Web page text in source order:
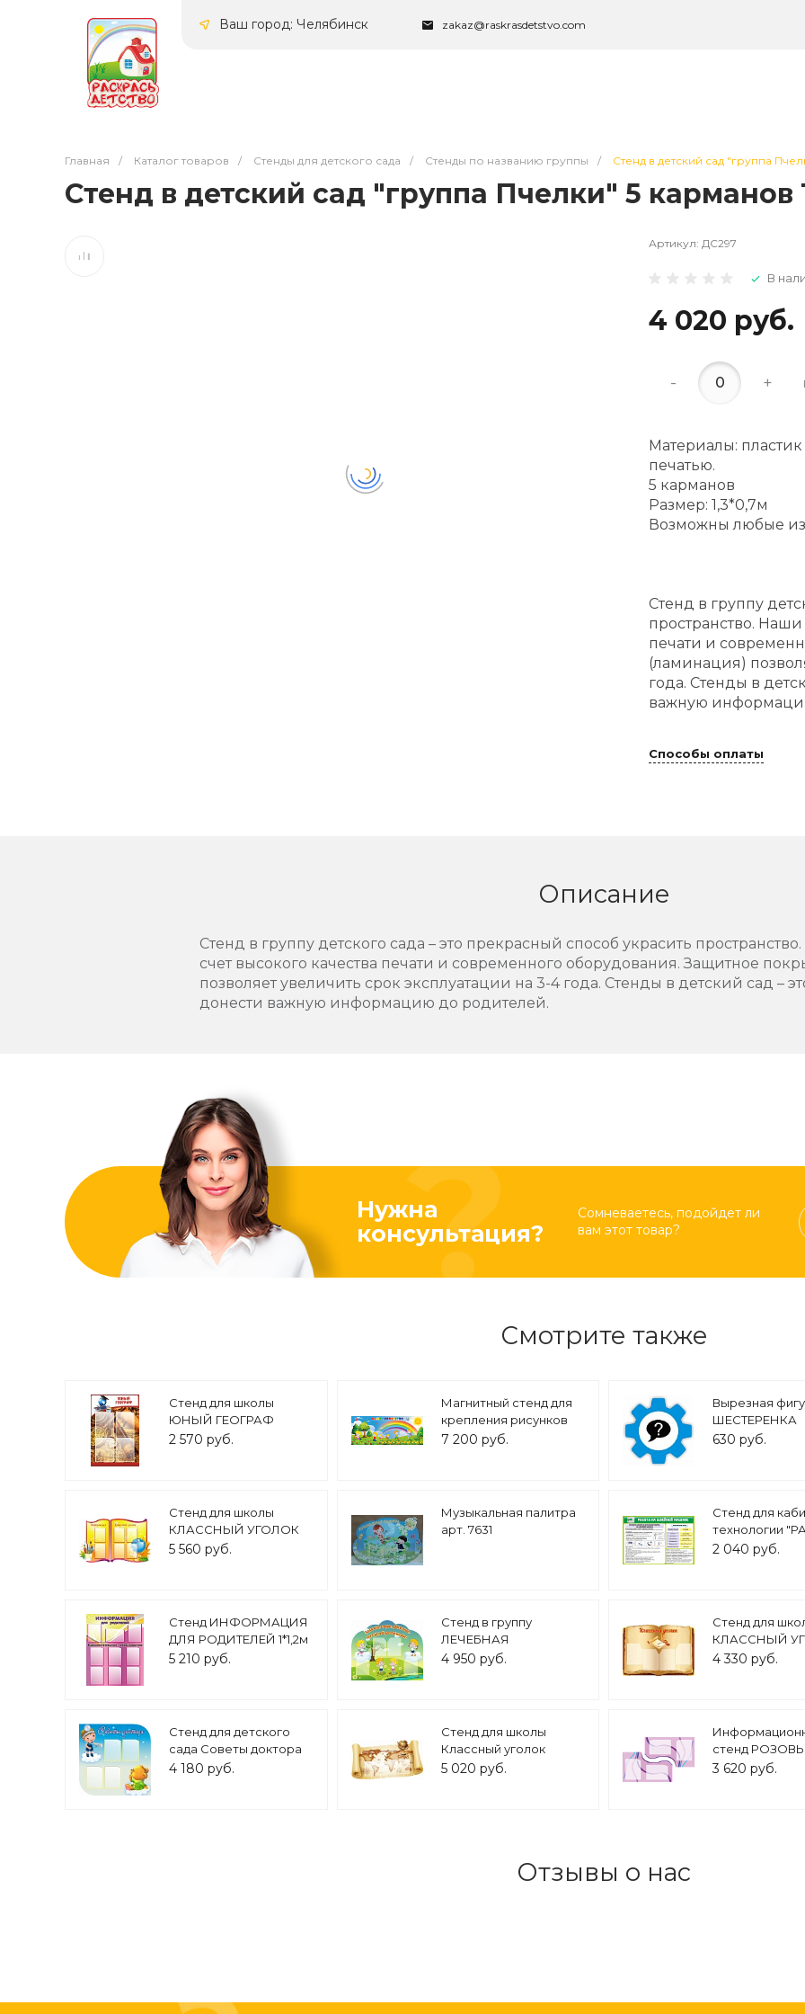
Ваш город: Челябинск zakaz@raskrasdetstvo.com
Главная / Каталог товаров / Стенды для детского сада / Стенды по названию группы / Стенд в детский сад "группа
Стенд в детский сад "группа Пчелки" 5 карманов
Артикул: ДС297
В
4 020 руб.
- +
Материалы:
печатью.
5 карманов
Размер: 1,3*0,7м
Возможны любые
Стенд в группу
пространство. Наши
печати и
(ламинация)
года. Стенды в
важную
Способы оплаты
Описание
Стенд в группу детского сада – это прекрасный способ украсить
счет высокого качества печати и современного оборудования. Защитное
позволяет увеличить срок эксплуатации на 3-4 года. Стенды в детский сад –
донести важную информацию до родителей.
Нужна
консультация?
Сомневаетесь, подойдет ли
вам этот товар?
Смотрите также
Стенд для школы
ЮНЫЙ ГЕОГРАФ
0,6*0,9м 4 кармана арт.
2 570 руб.
Магнитный стенд для
крепления рисунков
"Прогулка-Наше
7 200 руб.
Вырезная
ШЕСТЕРЕНКА
0,34*0,34м. арт.
630 руб.
Стенд для школы
КЛАССНЫЙ УГОЛОК
1,4*0,9м арт. 3496
5 560 руб.
Музыкальная палитра
арт. 7631
Стенд для
технологии
НА ШВЕЙНОЙ
2 040 руб.
Стенд ИНФОРМАЦИЯ
ДЛЯ РОДИТЕЛЕЙ 1*1,2м
9 карманов арт. 734
5 210 руб.
Cтенд в группу
ЛЕЧЕБНАЯ
ФИЗКУЛЬТУРА 1,2*1м. 4
4 950 руб.
Стенд для
КЛАССНЫЙ
1,1*0,75м. 4
4 330 руб.
Стенд для детского
сада Советы доктора
1*1м 4 кармана
4 180 руб.
Стенд для школы
Классный уголок
1,5*0,85м 4 кармана арт.
5 020 руб.
стенд
1,1*0,68м 4
3 620 руб.
Отзывы о нас